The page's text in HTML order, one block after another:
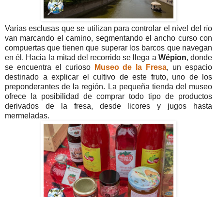
Varias esclusas que se utilizan para controlar el nivel del río
van marcando el camino, segmentando el ancho curso con
compuertas que tienen que superar los barcos que navegan
en él. Hacia la mitad del recorrido se llega a Wépion, donde
se encuentra el curioso
Museo de la Fresa, un espacio
destinado a explicar el cultivo de este fruto, uno de los
preponderantes de la región. La pequeña tienda del museo
ofrece la posibilidad de comprar todo tipo de productos
derivados de la fresa, desde licores y jugos hasta
mermeladas.